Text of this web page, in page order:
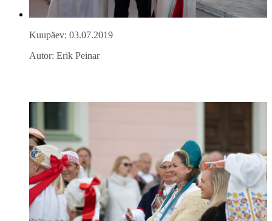
Kuupäev: 03.07.2019
Autor: Erik Peinar